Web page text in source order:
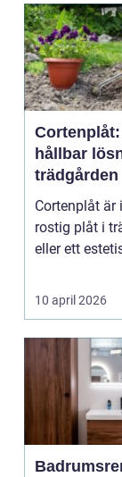
Cortenplåt:
hållbar
trädgården
Cortenplåt är
rostig plåt i
eller ett
10 april 2026